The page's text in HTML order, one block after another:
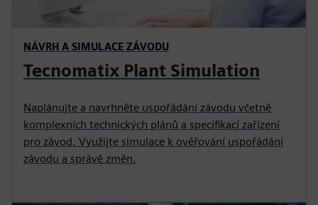
NÁVRH A SIMULACE ZÁVODU
Tecnomatix Plant Simulation
Naplánujte a navrhněte uspořádání závodu včetně
komplexních technických plánů a specifikací zařízení
pro závod. Využijte simulace k ověřování uspořádání
závodu a správě změn.